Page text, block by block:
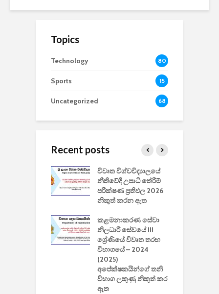
Topics
Technology 80
Sports 15
Uncategorized 68
Recent posts
විවෘත විශ්වවිද්‍යාලයේ
නීතිවේදී උපාධි තේරීම්
පරීක්ෂණ ප්‍රතිඵල 2026
නිකුත් කරන ඇත
කළමනාකරණ සේවා
නිලධාරී සේවයේ III
ශ්‍රේණියේ විවෘත තරඟ
විභාගයේ – 2024
(2025)
අපේක්ෂකයින්ගේ තනි
විභාග ලකුණු නිකුත් කර
ඇත